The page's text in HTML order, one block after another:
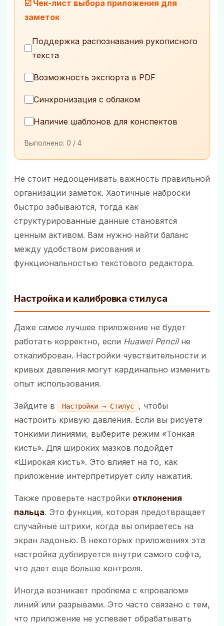
☑️ Чек-лист выбора приложения для
заметок
Поддержка распознавания рукописного
текста
Возможность экспорта в PDF
Синхронизация с облаком
Наличие шаблонов для конспектов
Выполнено: 0 / 4
Не стоит недооценивать важность правильной
организации заметок. Хаотичные наброски
быстро забываются, тогда как
структурированные данные становятся
ценным активом. Вам нужно найти баланс
между удобством рисования и
функциональностью текстового редактора.
Настройка и калибровка стилуса
Даже самое лучшее приложение не будет
работать корректно, если Huawei Pencilне
откалиброван. Настройки чувствительности и
кривых давления могут кардинально изменить
опыт использования.
Зайдите в Настройки → Стилус
, чтобы
настроить кривую давления. Если вы рисуете
тонкими линиями, выберите режим «Тонкая
кисть». Для широких мазков подойдет
«Широкая кисть». Это влияет на то, как
приложение интерпретирует силу нажатия.
Также проверьте настройки отклонения
пальца. Это функция, которая предотвращает
случайные штрихи, когда вы опираетесь на
экран ладонью. В некоторых приложениях эта
настройка дублируется внутри самого софта,
что дает еще больше контроля.
Иногда возникает проблема с «провалом»
линий или разрывами. Это часто связано с тем,
что приложение не успевает обрабатывать